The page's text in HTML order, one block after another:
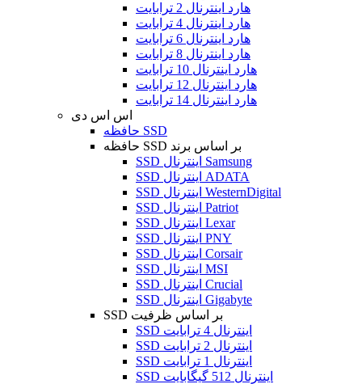
هارد اینترنال 2 ترابایت
هارد اینترنال 4 ترابایت
هارد اینترنال 6 ترابایت
هارد اینترنال 8 ترابایت
هارد اینترنال 10 ترابایت
هارد اینترنال 12 ترابایت
هارد اینترنال 14 ترابایت
اس اس دی
حافظه SSD
حافظه SSD بر اساس برند
SSD اینترنال Samsung
SSD اینترنال ADATA
SSD اینترنال WesternDigital
SSD اینترنال Patriot
SSD اینترنال Lexar
SSD اینترنال PNY
SSD اینترنال Corsair
SSD اینترنال MSI
SSD اینترنال Crucial
SSD اینترنال Gigabyte
SSD بر اساس ظرفیت
SSD اینترنال 4 ترابایت
SSD اینترنال 2 ترابایت
SSD اینترنال 1 ترابایت
SSD اینترنال 512 گیگابایت